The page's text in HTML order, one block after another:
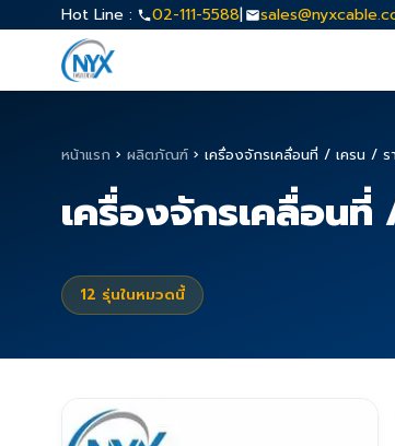
Hot Line : 02-111-5588|
หน้าแรก › ผลิตภัณฑ์ › เครื่องจักรเคลื่อนที่ / เครน / ร
เครื่องจักรเคลื่อน
12 รุ่นในหมวดนี้